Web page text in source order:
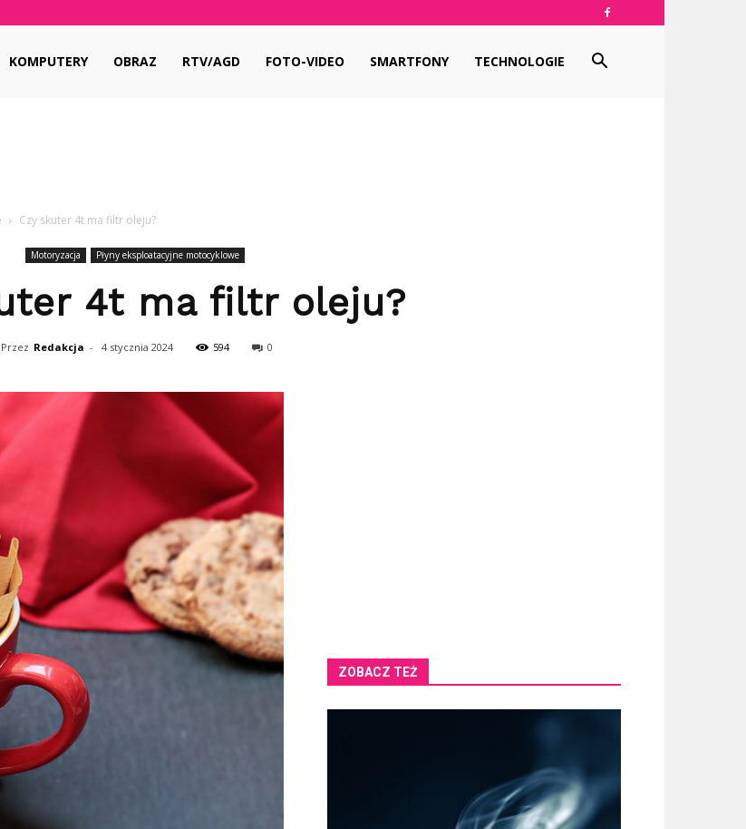
KOMPUTERY OBRAZ RTV/AGD FOTO-VIDEO SMARTFONY TECHNOLOGIE
Czy skuter 4t ma filtr oleju?
Motoryzacja Płyny eksploatacyjne motocyklowe
4t ma filtr oleju?
Przez Redakcja - 4 stycznia 2024 594 0
ZOBACZ TEŻ